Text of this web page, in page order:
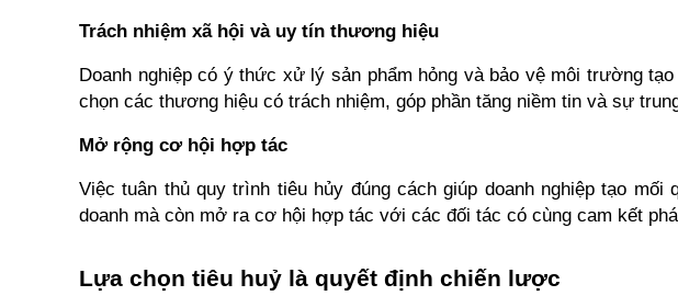
Trách nhiệm xã hội và uy tín thương hiệu
Doanh nghiệp có ý thức xử lý sản phẩm hỏng và bảo vệ môi trường
chọn các thương hiệu có trách nhiệm, góp phần tăng niềm tin và sự
Mở rộng cơ hội hợp tác
Việc tuân thủ quy trình tiêu hủy đúng cách giúp doanh nghiệp tạo
doanh mà còn mở ra cơ hội hợp tác với các đối tác có cùng cam kết
Lựa chọn tiêu huỷ là quyết định chiến lược